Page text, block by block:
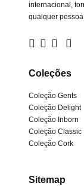
internacional,
qualquer
Coleções
Coleção Gents
Coleção Delight
Coleção Inborn
Coleção Classic
Coleção Cork
Sitemap